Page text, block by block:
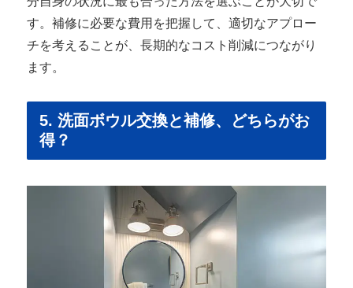
す。補修に必要な費用を把握して、適切なアプロー
チを考えることが、長期的なコスト削減につながり
ます。
5. 洗面ボウル交換と補修、どちらがお
得？